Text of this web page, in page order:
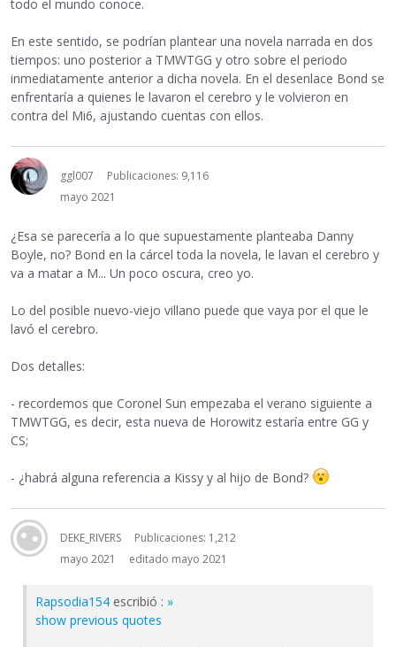
todo el mundo conoce.
En este sentido, se podrían plantear una novela narrada en dos
tiempos: uno posterior a TMWTGG y otro sobre el periodo
inmediatamente anterior a dicha novela. En el desenlace Bond se
enfrentaría a quienes le lavaron el cerebro y le volvieron en
contra del Mi6, ajustando cuentas con ellos.
ggl007
Publicaciones: 9,116
mayo 2021
¿Esa se parecería a lo que supuestamente planteaba Danny
Boyle, no? Bond en la cárcel toda la novela, le lavan el cerebro y
va a matar a M... Un poco oscura, creo yo.
Lo del posible nuevo-viejo villano puede que vaya por el que le
lavó el cerebro.
Dos detalles:
- recordemos que Coronel Sun empezaba el verano siguiente a
TMWTGG, es decir, esta nueva de Horowitz estaría entre GG y
CS;
- ¿habrá alguna referencia a Kissy y al hijo de Bond?
DEKE_RIVERS
Publicaciones: 1,212
mayo 2021
editado mayo 2021
Rapsodia154 escribió : »
show previous quotes